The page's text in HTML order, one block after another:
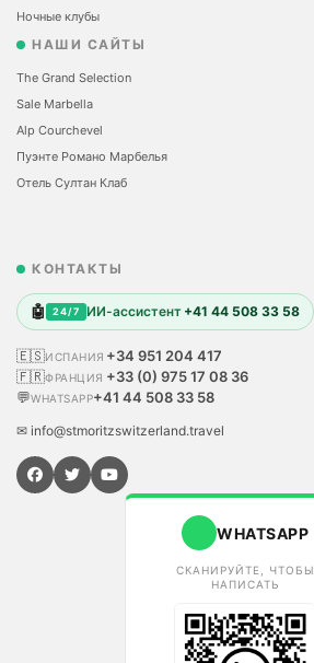
Ночные клубы
НАШИ САЙТЫ
The Grand Selection
Sale Marbella
Alp Courchevel
Пуэнте Романо Марбелья
Отель Султан Клаб
КОНТАКТЫ
🤖 24/7 ИИ-ассистент +41 44 508 33 58
🇪🇸ИСПАНИЯ +34 951 204 417
🇫🇷ФРАНЦИЯ +33 (0) 975 17 08 36
💬WHATSAPP+41 44 508 33 58
✉ info@stmoritzswitzerland.travel
WHATSAPP
СКАНИРУЙТЕ, ЧТОБЫ
НАПИСАТЬ